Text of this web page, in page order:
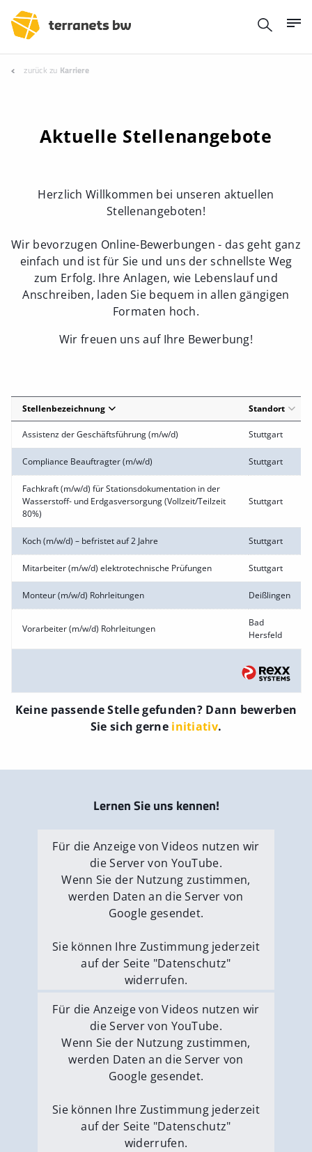
zurück zu Karriere
Aktuelle Stellenangebote
Herzlich Willkommen bei unseren aktuellen
Stellenangeboten!
Wir bevorzugen Online-Bewerbungen - das geht ganz
einfach und ist für Sie und uns der schnellste Weg
zum Erfolg. Ihre Anlagen, wie Lebenslauf und
Anschreiben, laden Sie bequem in allen gängigen
Formaten hoch.
Wir freuen uns auf Ihre Bewerbung!
Stellenbezeichnung Standort
Assistenz der Geschäftsführung (m/w/d) Stuttgart
Compliance Beauftragter (m/w/d) Stuttgart
Fachkraft (m/w/d) für Stationsdokumentation in der
Wasserstoff- und Erdgasversorgung (Vollzeit/Teilzeit
80%)
Stuttgart
Koch (m/w/d) – befristet auf 2 Jahre Stuttgart
Mitarbeiter (m/w/d) elektrotechnische Prüfungen Stuttgart
Monteur (m/w/d) Rohrleitungen Deißlingen
Vorarbeiter (m/w/d) Rohrleitungen
Bad
Hersfeld
Keine passende Stelle gefunden? Dann bewerben
Sie sich gerne initiativ.
Lernen Sie uns kennen!
Für die Anzeige von Videos nutzen wir
die Server von YouTube.
Wenn Sie der Nutzung zustimmen,
werden Daten an die Server von
Google gesendet.
Sie können Ihre Zustimmung jederzeit
auf der Seite "Datenschutz"
widerrufen.
Externe Medien erlauben
Für die Anzeige von Videos nutzen wir
die Server von YouTube.
Wenn Sie der Nutzung zustimmen,
werden Daten an die Server von
Google gesendet.
Sie können Ihre Zustimmung jederzeit
auf der Seite "Datenschutz"
widerrufen.